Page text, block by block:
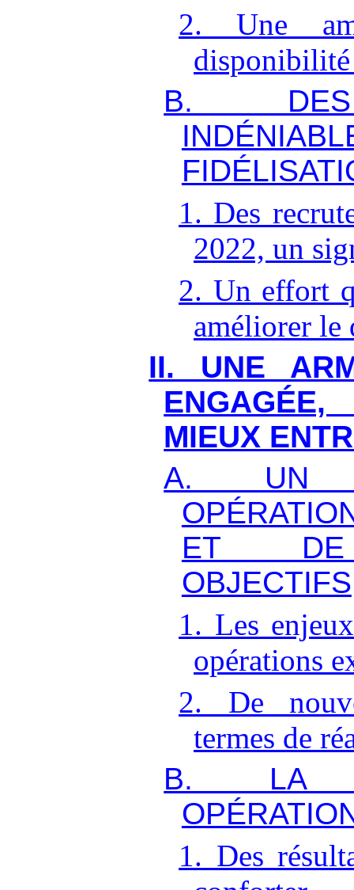
2. Une
disponibilité
B. DES
1. Des
2022, un
2. Un effort
améliorer le
II. UNE
MIEUX
A. UN
ET DE
OBJECTIFS
1. Les
opérations
2. De
termes de
B. LA
1. Des